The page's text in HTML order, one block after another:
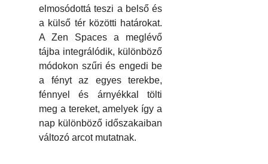
elmosódottá teszi a belső és
a külső tér közötti határokat.
A Zen Spaces a meglévő
tájba integrálódik, különböző
módokon szűri és engedi be
a fényt az egyes terekbe,
fénnyel és árnyékkal tölti
meg a tereket, amelyek így a
nap különböző időszakaiban
változó arcot mutatnak.